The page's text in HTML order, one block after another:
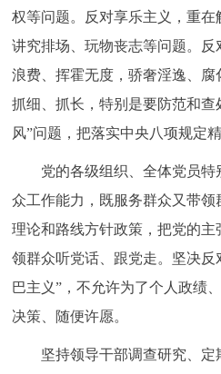
权等问题。反对享乐主义，重在
讲究排场、玩物丧志等问题。
浪费、挥霍无度，骄奢淫逸、腐
抓细、抓长，特别是要防范和查
风”问题，把落实中央八项规定
党的各级组织、全体党员特
众工作能力，既服务群众又带
理论和路线方针政策，把党的主
领群众听党话、跟党走。坚决反
巴主义”，不允许为了个人政绩
决策、随便许愿。
坚持领导干部调查研究、定